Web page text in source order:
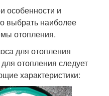
особенности и
выбрать наиболее
отопления.
для отопления
отопления следует
характеристики: